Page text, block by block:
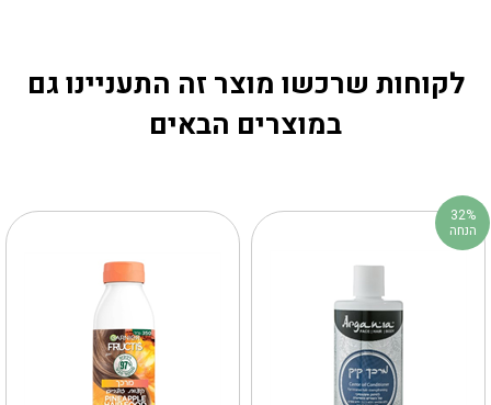
לקוחות שרכשו מוצר זה התעניינו גם
במוצרים הבאים
32%
הנחה